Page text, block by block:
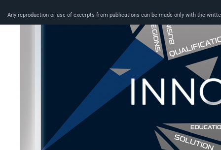
Any reproduction or use of excerpts from publications can be made only with the